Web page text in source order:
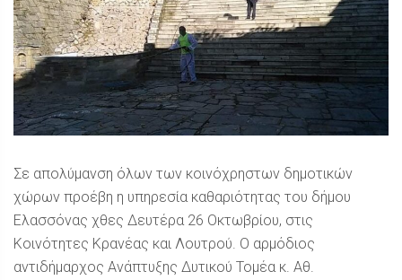
Σε απολύμανση όλων των κοινόχρηστων δημοτικών
χώρων προέβη η υπηρεσία καθαριότητας του δήμου
Ελασσόνας χθες Δευτέρα 26 Οκτωβρίου, στις
Κοινότητες Κρανέας και Λουτρού. Ο αρμόδιος
αντιδήμαρχος Ανάπτυξης Δυτικού Τομέα κ. Αθ.